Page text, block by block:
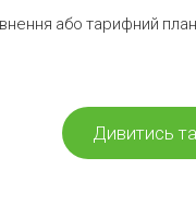
або тарифний
Дивитись